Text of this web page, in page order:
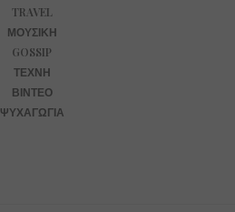
TRAVEL
ΜΟΥΣΙΚΉ
GOSSIP
ΤΈΧΝΗ
ΒΊΝΤΕΟ
ΨΥΧΑΓΩΓΊΑ